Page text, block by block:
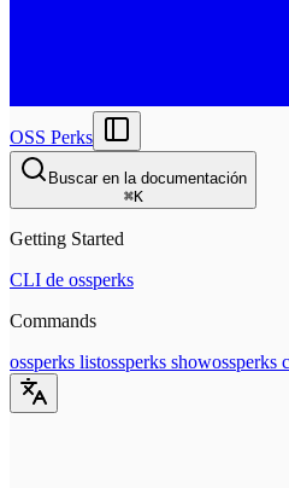
OSS Perks
Buscar en la documentación
⌘K
Getting Started
CLI de ossperks
Commands
ossperks listossperks showossperks